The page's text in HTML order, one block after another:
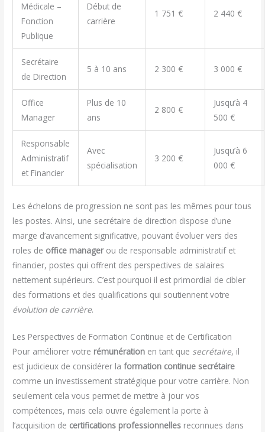
Médicale –
Fonction
Publique
Début de
carrière
1 751 € 2 440 €
Secrétaire
de Direction
5 à 10 ans 2 300 € 3 000 €
Office
Manager
Plus de 10
ans
2 800 €
Jusqu’à 4
500 €
Responsable
Administratif
et Financier
Avec
spécialisation
3 200 €
Jusqu’à 6
000 €
Les échelons de progression ne sont pas les mêmes pour tous
les postes. Ainsi, une secrétaire de direction dispose d’une
marge d’avancement significative, pouvant évoluer vers des
roles de office managerou de responsable administratif et
financier, postes qui offrent des perspectives de salaires
nettement supérieurs. C’est pourquoi il est primordial de cibler
des formations et des qualifications qui soutiennent votre
évolution de carrière.
Les Perspectives de Formation Continue et de Certification
Pour améliorer votre rémunération en tant que secrétaire, il
est judicieux de considérer laformation continue secrétaire
comme un investissement stratégique pour votre carrière. Non
seulement cela vous permet de mettre à jour vos
compétences, mais cela ouvre également la porte à
l’acquisition de certifications professionnelles reconnues dans